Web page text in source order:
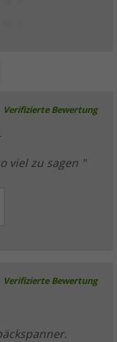
Verifizierte Bewertung
viel zu sagen "
Verifizierte Bewertung